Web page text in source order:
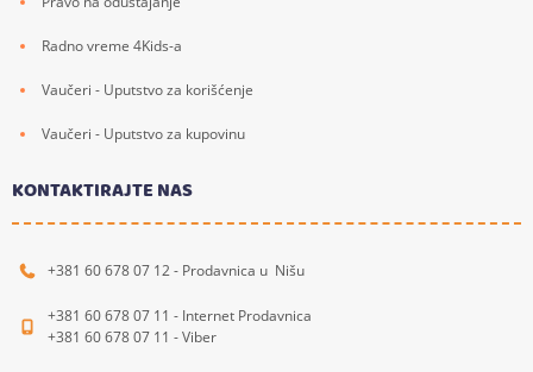
Radno vreme 4Kids-a
Vaučeri - Uputstvo za korišćenje
Vaučeri - Uputstvo za kupovinu
KONTAKTIRAJTE NAS
+381 60 678 07 12 - Prodavnica u Nišu
+381 60 678 07 11 - Internet Prodavnica
+381 60 678 07 11 - Viber